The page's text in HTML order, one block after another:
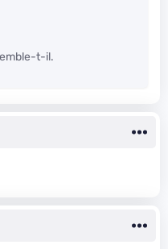
t-il.